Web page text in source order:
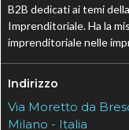
B2B dedicati ai temi
Imprenditoriale. Ha la
imprenditoriale nelle
Indirizzo
Via Moretto da
Milano - Italia